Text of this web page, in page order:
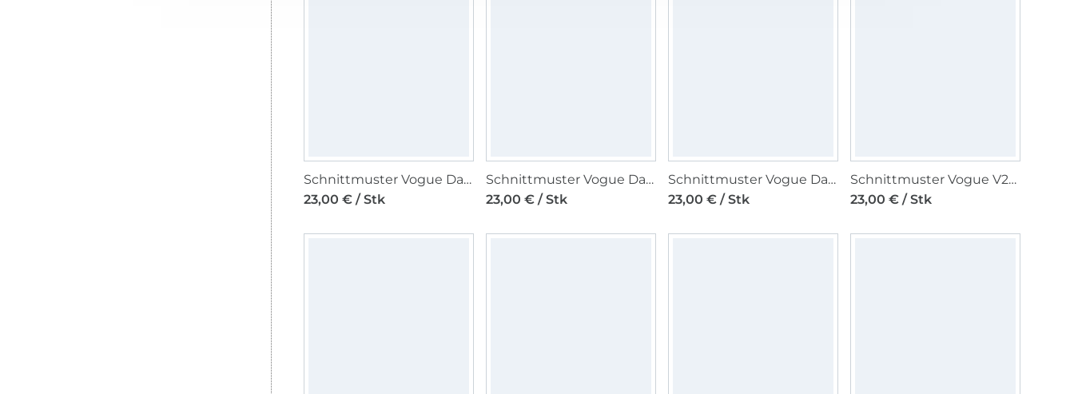
Schnittmuster Vogue Damen Bolero 2079 Gr. 32-48
23,00 € / Stk
Schnittmuster Vogue Damen Bolero 2078 Gr. 32-48
23,00 € / Stk
Schnittmuster Vogue Damen Kombination 2076 Gr. 44-52
23,00 € / Stk
Schnittmuster Vogue V2074 Damenjacke Gr. 32-50
23,00 € / Stk